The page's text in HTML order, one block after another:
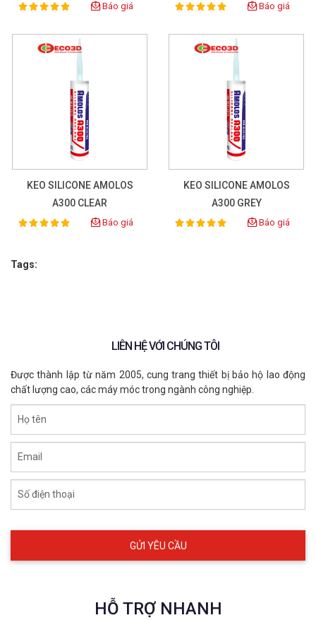
Rating:
100% Báo giá Rating:
100% Báo giá
KEO SILICONE AMOLOS
A300 CLEAR
Rating:
100% Báo giá
KEO SILICONE AMOLOS
A300 GREY
Rating:
100% Báo giá
Tags:
LIÊN HỆ VỚI CHÚNG TÔI
Được thành lập từ năm 2005, cung trang thiết bị bảo hộ lao động
chất lượng cao, các máy móc trong ngành công nghiệp.
Họ tên
Email
Số điện thoại
HỖ TRỢ NHANH